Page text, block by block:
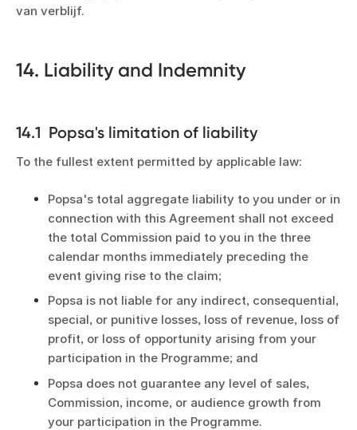
van verblijf.
14. Liability and Indemnity
14.1 Popsa's limitation of liability
To the fullest extent permitted by applicable law:
Popsa's total aggregate liability to you under or in
connection with this Agreement shall not exceed
the total Commission paid to you in the three
calendar months immediately preceding the
event giving rise to the claim;
Popsa is not liable for any indirect, consequential,
special, or punitive losses, loss of revenue, loss of
profit, or loss of opportunity arising from your
participation in the Programme; and
Popsa does not guarantee any level of sales,
Commission, income, or audience growth from
your participation in the Programme.